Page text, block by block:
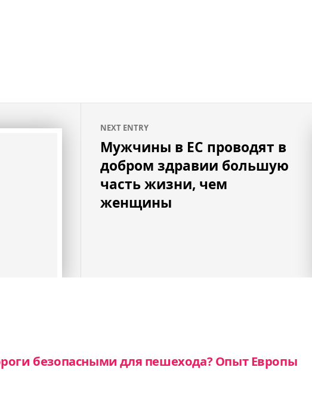
NEXT ENTRY
Мужчины в ЕС проводят в
добром здравии большую
часть жизни, чем
женщины
безопасными для пешехода? Опыт Европы